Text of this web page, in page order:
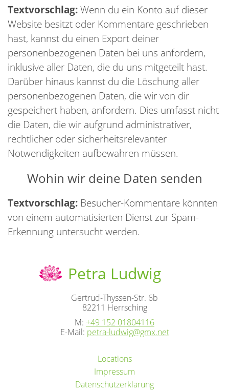
Textvorschlag:Wenn du ein Konto auf dieser
Website besitzt oder Kommentare geschrieben
hast, kannst du einen Export deiner
personenbezogenen Daten bei uns anfordern,
inklusive aller Daten, die du uns mitgeteilt hast.
Darüber hinaus kannst du die Löschung aller
personenbezogenen Daten, die wir von dir
gespeichert haben, anfordern. Dies umfasst nicht
die Daten, die wir aufgrund administrativer,
rechtlicher oder sicherheitsrelevanter
Notwendigkeiten aufbewahren müssen.
Wohin wir deine Daten senden
Textvorschlag: Besucher-Kommentare könnten
von einem automatisierten Dienst zur Spam-
Erkennung untersucht werden.
Petra Ludwig
Gertrud-Thyssen-Str. 6b
82211 Herrsching
M: +49 152 01804116
E-Mail: petra-ludwig@gmx.net
Locations
Impressum
Datenschutzerklärung